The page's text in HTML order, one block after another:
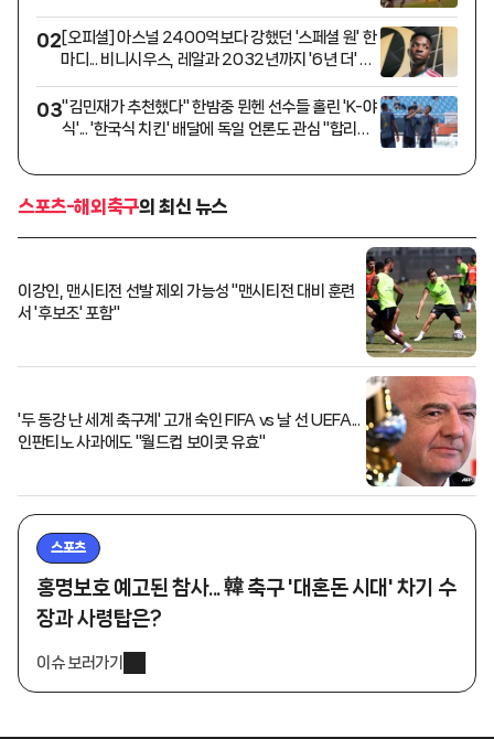
02[오피셜] 아스널 2400억보다 강했던 '스페셜 원' 한
마디... 비니시우스, 레알과 2032년까지 '6년 더' 재
03"김민재가 추천했다" 한밤중 뮌헨 선수들 홀린 'K-야
식'... '한국식 치킨' 배달에 독일 언론도 관심 "합리적
스포츠-해외축구의 최신 뉴스
이강인, 맨시티전 선발 제외 가능성 "맨시티전 대비 훈련
서 '후보조' 포함"
'두 동강 난 세계 축구계' 고개 숙인 FIFA vs 날 선 UEFA...
인판티노 사과에도 "월드컵 보이콧 유효"
스포츠
홍명보호 예고된 참사... 韓 축구 '대혼돈 시대' 차기 수
장과 사령탑은?
이슈 보러가기